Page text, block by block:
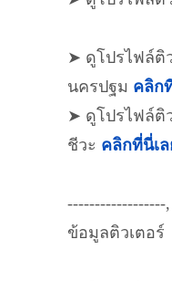
➤ ดูโปรไฟล์ติ
นครปฐม คลิก
➤ ดูโปรไฟล์ติ
ชีวะ คลิกที่นี่เล
------------------,
ข้อมูลติวเตอร์